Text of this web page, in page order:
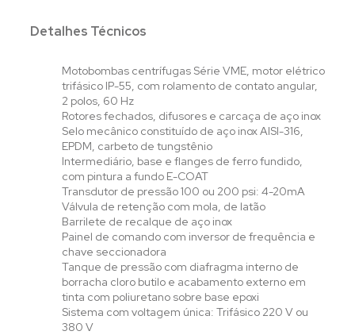
Detalhes Técnicos
Motobombas centrífugas Série VME, motor elétrico
trifásico IP-55, com rolamento de contato angular,
2 polos, 60 Hz
Rotores fechados, difusores e carcaça de aço inox
Selo mecânico constituído de aço inox AISI-316,
EPDM, carbeto de tungstênio
Intermediário, base e flanges de ferro fundido,
com pintura a fundo E-COAT
Transdutor de pressão 100 ou 200 psi: 4-20mA
Válvula de retenção com mola, de latão
Barrilete de recalque de aço inox
Painel de comando com inversor de frequência e
chave seccionadora
Tanque de pressão com diafragma interno de
borracha cloro butilo e acabamento externo em
tinta com poliuretano sobre base epoxi
Sistema com voltagem única: Trifásico 220 V ou
380 V